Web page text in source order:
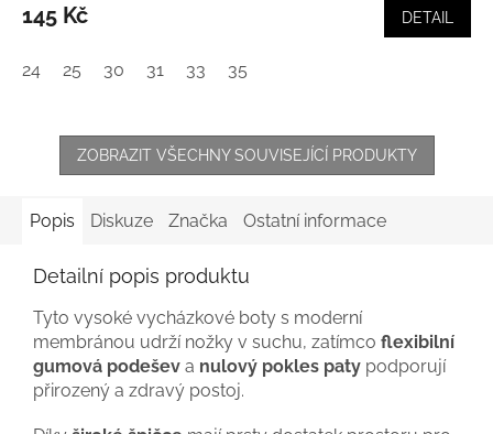
145 Kč DETAIL
24 25 30 31 33 35
ZOBRAZIT VŠECHNY SOUVISEJÍCÍ PRODUKTY
Popis Diskuze Značka Ostatní informace
Detailní popis produktu
Tyto vysoké vycházkové boty s moderní
membránou udrží nožky v suchu, zatímco flexibilní
gumová podešev a nulový pokles paty podporují
přirozený a zdravý postoj.